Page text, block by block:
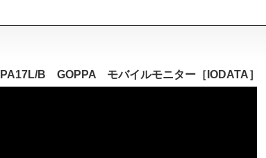
B GOPPA モバイルモニター［IODATA］